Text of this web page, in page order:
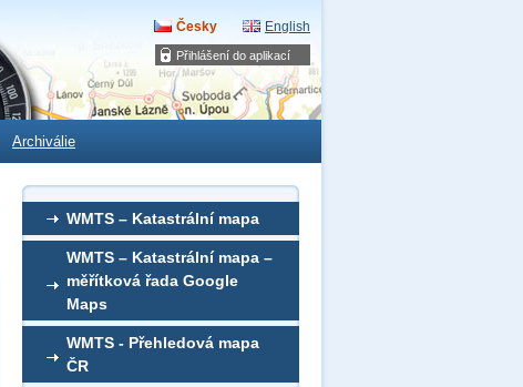
Přihlášení do aplikací
Česky English
Archiválie
WMTS – Katastrální mapa
WMTS – Katastrální mapa –
měřítková řada Google
Maps
WMTS - Přehledová mapa
ČR